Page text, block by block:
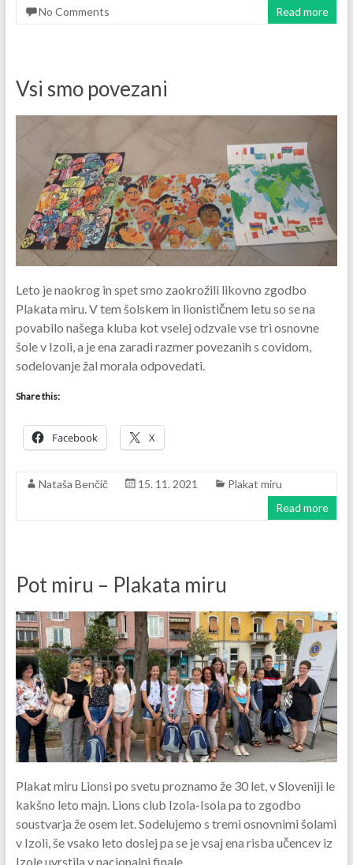
No Comments
Read more
Vsi smo povezani
Leto je naokrog in spet smo zaokrožili likovno zgodbo
Plakata miru. V tem šolskem in lionističnem letu so se na
povabilo našega kluba kot vselej odzvale vse tri osnovne
šole v Izoli, a je ena zaradi razmer povezanih s covidom,
sodelovanje žal morala odpovedati.
Share this:
Facebook X
Nataša Benčič 15. 11. 2021
Plakat miru
Read more
Pot miru – Plakata miru
Plakat miru Lionsi po svetu proznamo že 30 let, v Sloveniji le
kakšno leto majn. Lions club Izola-Isola pa to zgodbo
soustvarja že osem let. Sodelujemo s tremi osnovnimi šolami
v Izoli, še vsako leto doslej pa se je vsaj ena risba učencev iz
Izole uvrstila v nacionalni finale.